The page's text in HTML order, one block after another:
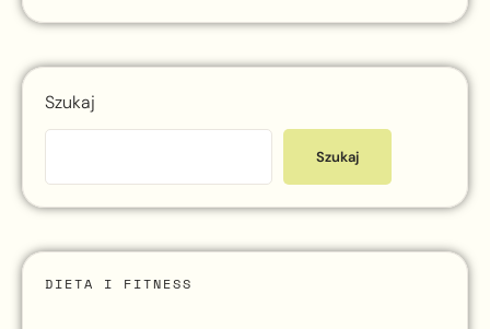
Szukaj
Szukaj
DIETA I FITNESS